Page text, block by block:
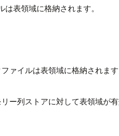
表領域に格納されます。
ァイルは表領域に格納されます
ー列ストアに対して表領域が